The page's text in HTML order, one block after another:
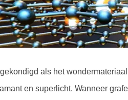
als het
en superlicht. Wanneer